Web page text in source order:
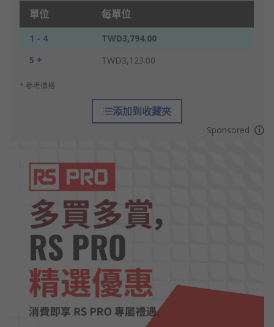
單位 每單位
1 - 4
TWD3,794.00
5 +
TWD3,123.00
* 參考價格
添加到收藏夾
Sponsored